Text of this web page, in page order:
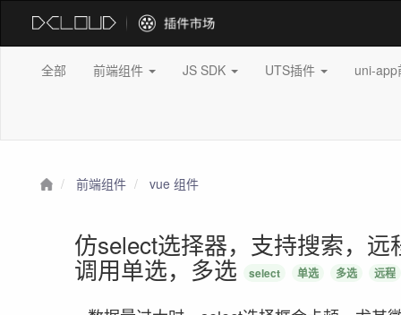
全部 前端组件 JS SDK UTS插件 uni-
前端组件 vue 组件
仿select选择器，支持搜索，
调用单选，多选 select 单选 多选 远程